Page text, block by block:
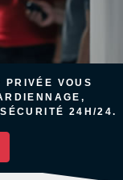
PRIVÉE VOUS
24H/24.